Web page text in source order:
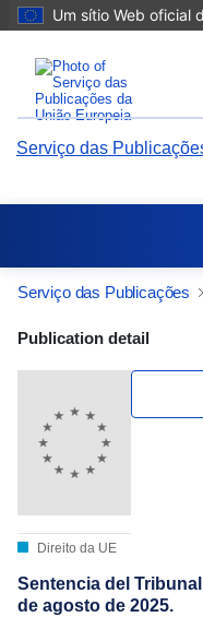
Um sítio Web oficial
Serviço das
Serviço das Publicações
Publication
Publication detail
Direito da UE
Sentencia del
de agosto de 2025.